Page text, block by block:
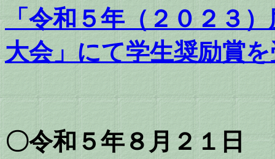
「令和５年（２０２３
大会」にて学生奨励賞
〇令和５年８月２１日